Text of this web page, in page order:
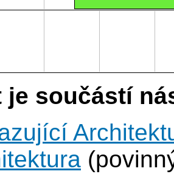
je součástí